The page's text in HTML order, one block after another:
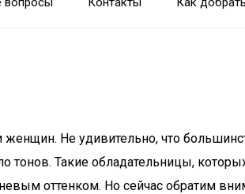
Не удивительно, что
тонов. Такие обладательницы,
оттенком. Но сейчас обратим